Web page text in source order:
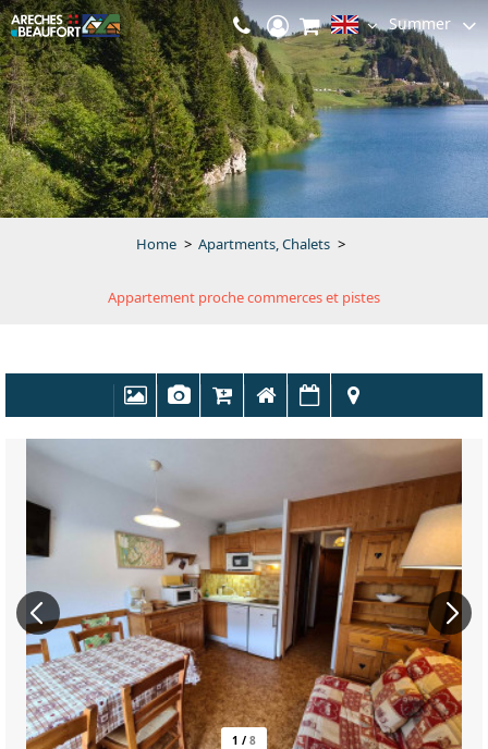
Summer
Home > Apartments, Chalets >
Appartement proche commerces et pistes
1 / 8